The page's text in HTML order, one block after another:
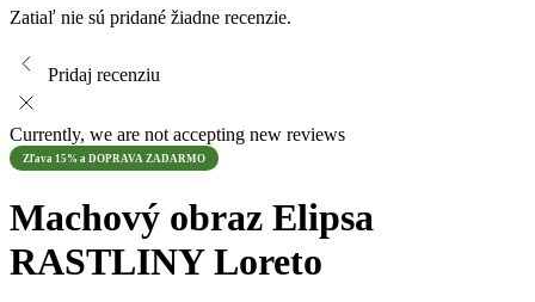
Zatiaľ nie sú pridané žiadne recenzie.
Pridaj recenziu
Currently, we are not accepting new reviews
Zľava 15% a DOPRAVA ZADARMO
Machový obraz Elipsa
RASTLINY Loreto